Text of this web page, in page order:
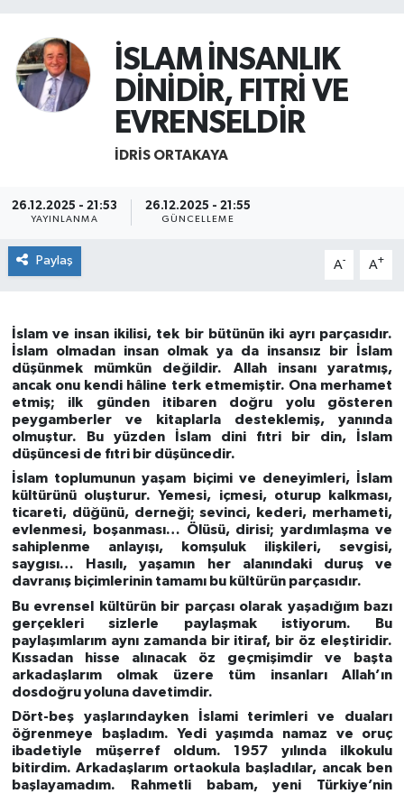
İSLAM İNSANLIK
DİNİDİR, FITRİ VE
EVRENSELDİR
İDRIS ORTAKAYA
26.12.2025 - 21:53
YAYINLANMA
26.12.2025 - 21:55
GÜNCELLEME
Paylaş A- A+
İslam ve insan ikilisi, tek bir bütünün iki ayrı parçasıdır.
İslam olmadan insan olmak ya da insansız bir İslam
düşünmek mümkün değildir. Allah insanı yaratmış,
ancak onu kendi hâline terk etmemiştir. Ona merhamet
etmiş; ilk günden itibaren doğru yolu gösteren
peygamberler ve kitaplarla desteklemiş, yanında
olmuştur. Bu yüzden İslam dini fıtri bir din, İslam
düşüncesi de fıtri bir düşüncedir.
İslam toplumunun yaşam biçimi ve deneyimleri, İslam
kültürünü oluşturur. Yemesi, içmesi, oturup kalkması,
ticareti, düğünü, derneği; sevinci, kederi, merhameti,
evlenmesi, boşanması… Ölüsü, dirisi; yardımlaşma ve
sahiplenme anlayışı, komşuluk ilişkileri, sevgisi,
saygısı… Hasılı, yaşamın her alanındaki duruş ve
davranış biçimlerinin tamamı bu kültürün parçasıdır.
Bu evrensel kültürün bir parçası olarak yaşadığım bazı
gerçekleri sizlerle paylaşmak istiyorum. Bu
paylaşımlarım aynı zamanda bir itiraf, bir öz eleştiridir.
Kıssadan hisse alınacak öz geçmişimdir ve başta
arkadaşlarım olmak üzere tüm insanları Allah’ın
dosdoğru yoluna davetimdir.
Dört-beş yaşlarındayken İslami terimleri ve duaları
öğrenmeye başladım. Yedi yaşımda namaz ve oruç
ibadetiyle müşerref oldum. 1957 yılında ilkokulu
bitirdim. Arkadaşlarım ortaokula başladılar, ancak ben
başlayamadım. Rahmetli babam, yeni Türkiye’nin